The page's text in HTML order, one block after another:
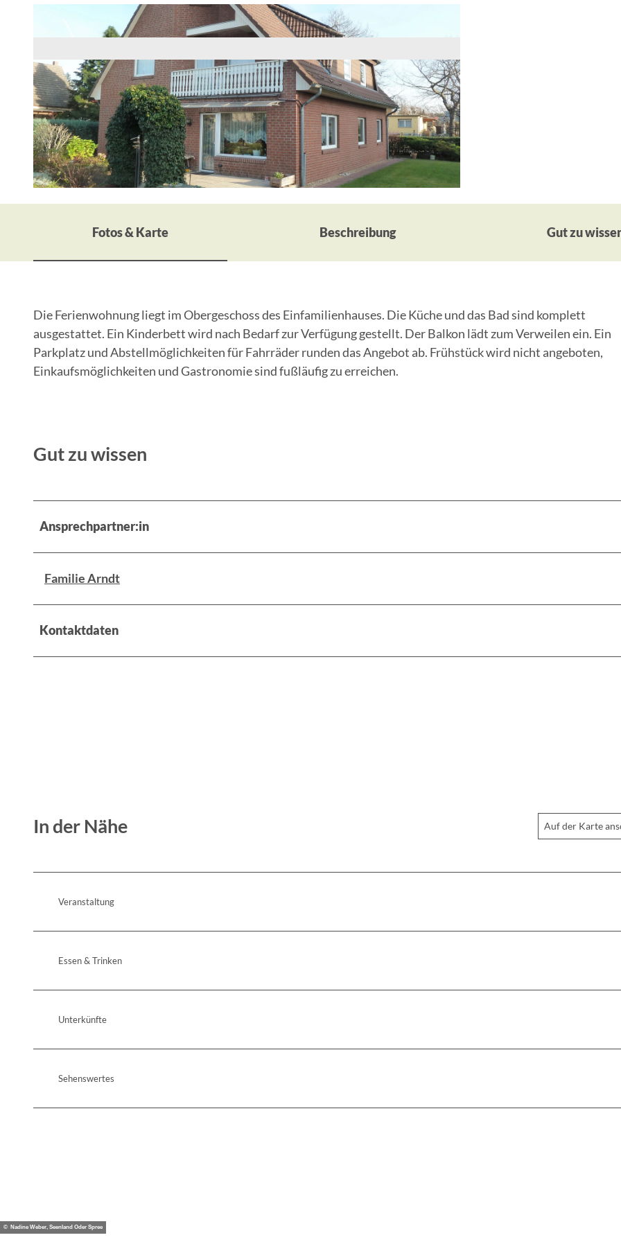
Fotos & Karte Beschreibung Gut zu
Die Ferienwohnung liegt im Obergeschoss des Einfamilienhauses. Die Küche und das Bad sind komplett
ausgestattet. Ein Kinderbett wird nach Bedarf zur Verfügung gestellt. Der Balkon lädt zum Verweilen ein. Ein
Parkplatz und Abstellmöglichkeiten für Fahrräder runden das Angebot ab. Frühstück wird nicht angeboten,
Einkaufsmöglichkeiten und Gastronomie sind fußläufig zu erreichen.
Gut zu wissen
Ansprechpartner:in
Familie Arndt
Kontaktdaten
In der Nähe Auf der Karte
Veranstaltung
Essen & Trinken
Unterkünfte
Sehenswertes
© Nadine Weber, Seenland Oder Spree